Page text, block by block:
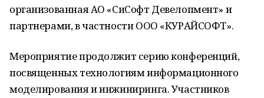
организованная АО «СиСофт Девелопмент» и
партнерами, в частности ООО «КУРАЙСОФТ».
Мероприятие продолжит серию конференций,
посвященных технологиям информационного
моделирования и инжиниринга. Участников